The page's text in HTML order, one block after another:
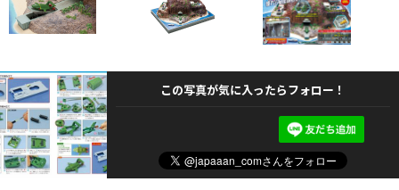
この写真が気に入ったらフォロー！